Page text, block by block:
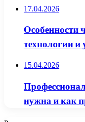
17.04.2026
Особенности
технологии и
15.04.2026
нужна и как